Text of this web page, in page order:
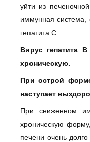
уйти из
иммунная система,
гепатита С.
Вирус гепатита
хроническую.
При острой
наступает
При сниженном
хроническую
печени очень